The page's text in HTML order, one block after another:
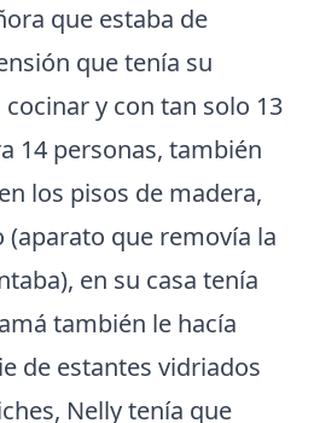
que estaba de
que tenía su
y con tan solo 13
14 personas, también
los pisos de madera,
(aparato que removía la
en su casa tenía
también le hacía
de estantes vidriados
Nelly tenía que